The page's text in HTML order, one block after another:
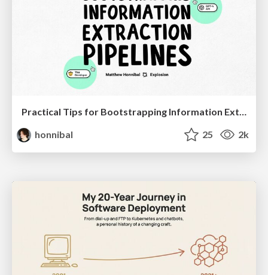
Practical Tips for Bootstrapping Information Extraction Pipelines
honnibal
25 2k